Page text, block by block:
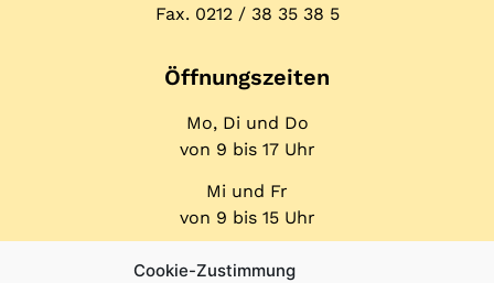
Cookie-Zustimmung
Fax. 0212 / 38 35 38 5
Öffnungs­zeiten
Mo, Di und Do
von 9 bis 17 Uhr
Mi und Fr
von 9 bis 15 Uhr